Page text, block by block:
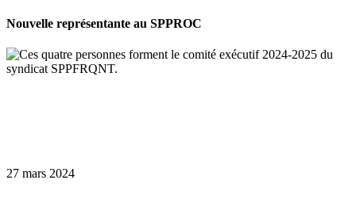
Nouvelle représentante au SPPROC
27 mars 2024